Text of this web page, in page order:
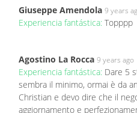
Giuseppe Amendola 9 years
Experiencia fantástica: Topppp
Agostino La Rocca 9 years ago
Experiencia fantástica: Dare 5
sembra il minimo, ormai è da
Christian e devo dire che il
aggiornamento e